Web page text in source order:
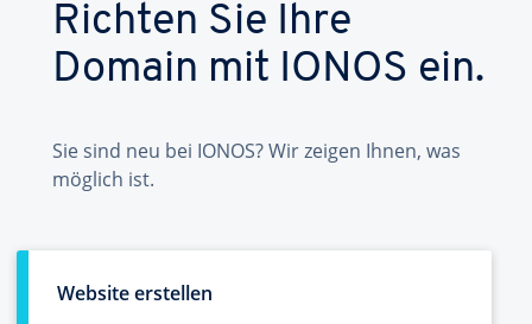
Richten Sie Ihre
Domain mit IONOS ein.
Sie sind neu bei IONOS? Wir zeigen Ihnen, was
möglich ist.
Website erstellen